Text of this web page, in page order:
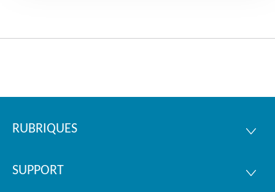
Pied
page
RUBRIQUES
SUPPORT